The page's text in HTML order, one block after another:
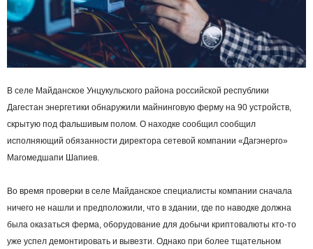
В селе Майданское Унцукульского района российской республики
Дагестан энергетики обнаружили майнинговую ферму на 90 устройств,
скрытую под фальшивым полом. О находке сообщил сообщил
исполняющий обязанности директора сетевой компании «Дагэнерго»
Магомедшапи Шапиев.
Во время проверки в селе Майданское специалисты компании сначала
ничего не нашли и предположили, что в здании, где по наводке должна
была оказаться ферма, оборудование для добычи криптовалюты кто-то
уже успел демонтировать и вывезти. Однако при более тщательном